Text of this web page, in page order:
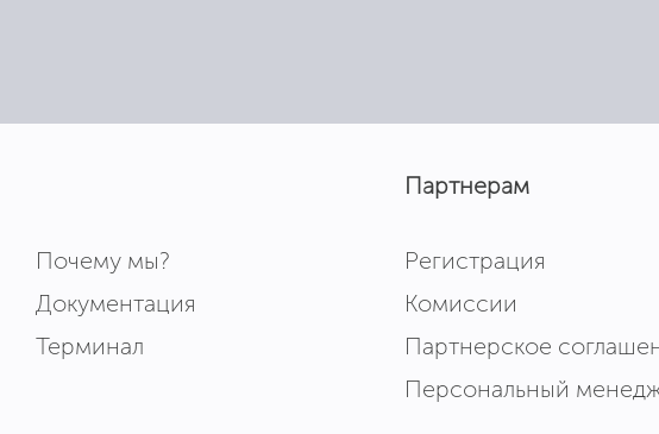
Почему мы?
Документация
Терминал
Партнерам
Регистрация
Комиссии
Партнерское
Персональный